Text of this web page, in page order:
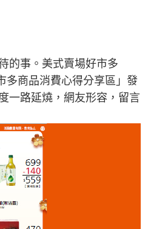
的事。美式賣場好市多
多商品消費心得分享區」發
一路延燒，網友形容，留言